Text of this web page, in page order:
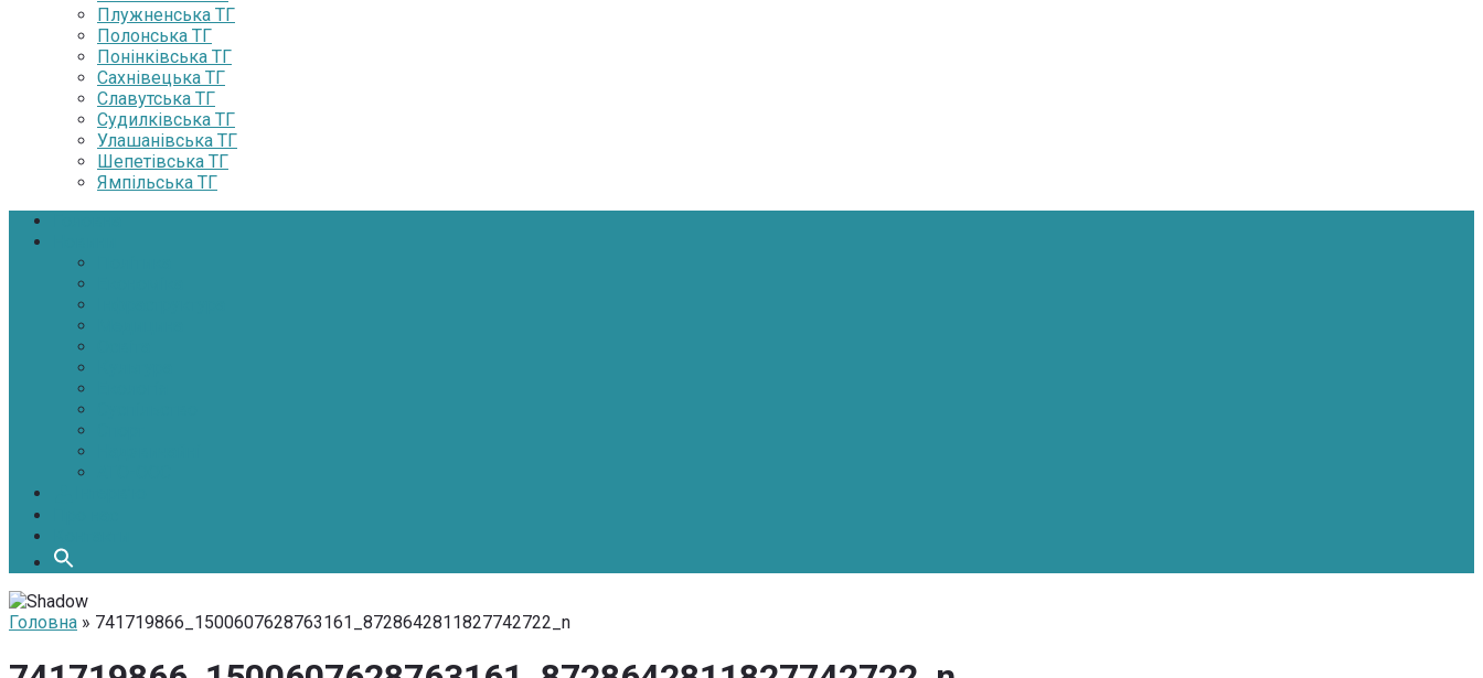
Плужненська ТГ
Полонська ТГ
Понінківська ТГ
Сахнівецька ТГ
Славутська ТГ
Судилківська ТГ
Улашанівська ТГ
Шепетівська ТГ
Ямпільська ТГ
Головна » 741719866_1500607628763161_8728642811827742722_n